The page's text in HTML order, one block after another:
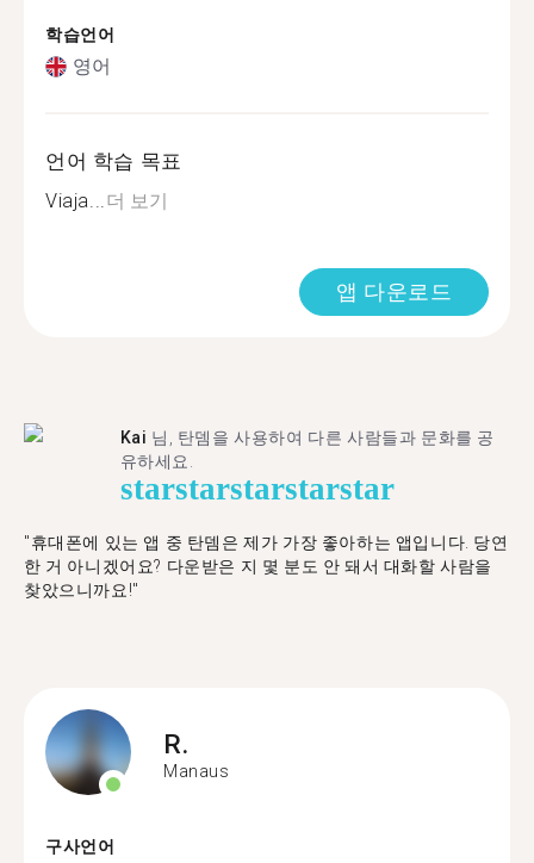
학습언어
영어
언어 학습 목표
Viaja...더 보기
앱 다운로드
Kai 님, 탄뎀을 사용하여 다른 사람들과 문화를 공
유하세요.
starstarstarstarstar
"휴대폰에 있는 앱 중 탄뎀은 제가 가장 좋아하는 앱입니다. 당연
한 거 아니겠어요? 다운받은 지 몇 분도 안 돼서 대화할 사람을
찾았으니까요!"
R.
Manaus
구사언어